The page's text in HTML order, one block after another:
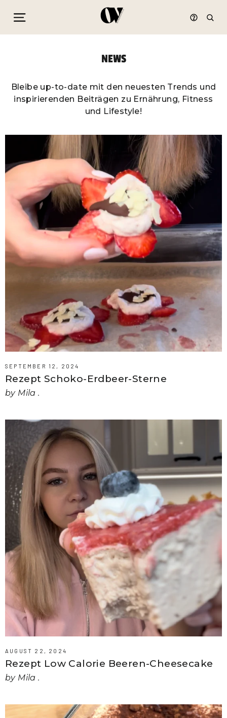
Seitennavigation Suche
NEWS
Bleibe up-to-date mit den neuesten Trends und
inspirierenden Beiträgen zu Ernährung, Fitness
und Lifestyle!
SEPTEMBER 12, 2024
Rezept Schoko-Erdbeer-Sterne
by Mila .
AUGUST 22, 2024
Rezept Low Calorie Beeren-Cheesecake
by Mila .